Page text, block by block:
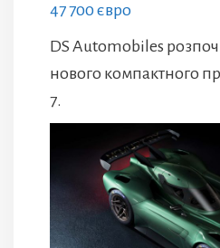
47 700 євро
DS Automobiles
нового компактного
7.